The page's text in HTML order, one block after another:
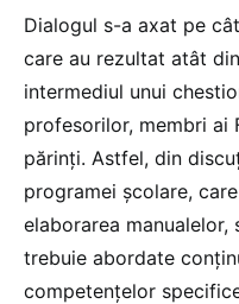
Dialogul s-a axat pe
care au rezultat atât
intermediul unui
profesorilor, membri ai
părinți. Astfel, din
programei școlare,
elaborarea
trebuie abordate
competențelor